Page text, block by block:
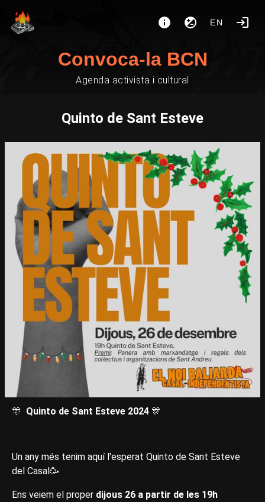
EN
Convoca-la BCN
Agenda activista i cultural
Quinto de Sant Esteve
🎊 Quinto de Sant Esteve 2024 🎊
Un any més tenim aquí l'esperat Quinto de Sant Esteve
del Casal🥳
Ens veiem el proper dijous 26 a partir de les 19h